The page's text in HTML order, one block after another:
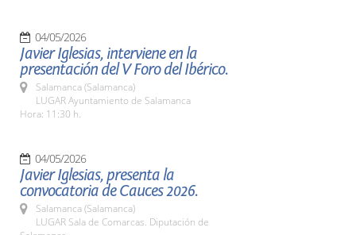
04/05/2026
Javier Iglesias, interviene en la
presentación del V Foro del Ibérico.
Salamanca (Salamanca)
LUGAR Ayuntamiento de Salamanca
Hora: 11:30 h.
04/05/2026
Javier Iglesias, presenta la
convocatoria de Cauces 2026.
Salamanca (Salamanca)
LUGAR Sala de Comarcas. Diputación de